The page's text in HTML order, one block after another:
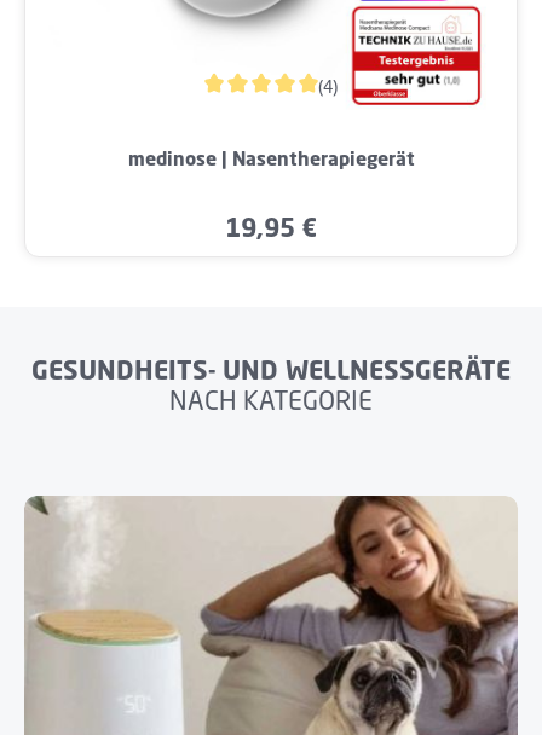
(4)
medinose | Nasentherapiegerät
Regulärer Preis:
19,95 €
GESUNDHEITS- UND WELLNESSGERÄTE
NACH KATEGORIE
Bildergalerie überspringen
Therapie Für verschiedene Anwendungsgebiete